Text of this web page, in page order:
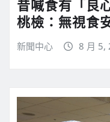
昔喊食有「良
桃檢：無視食
新聞中心 8 月 5,